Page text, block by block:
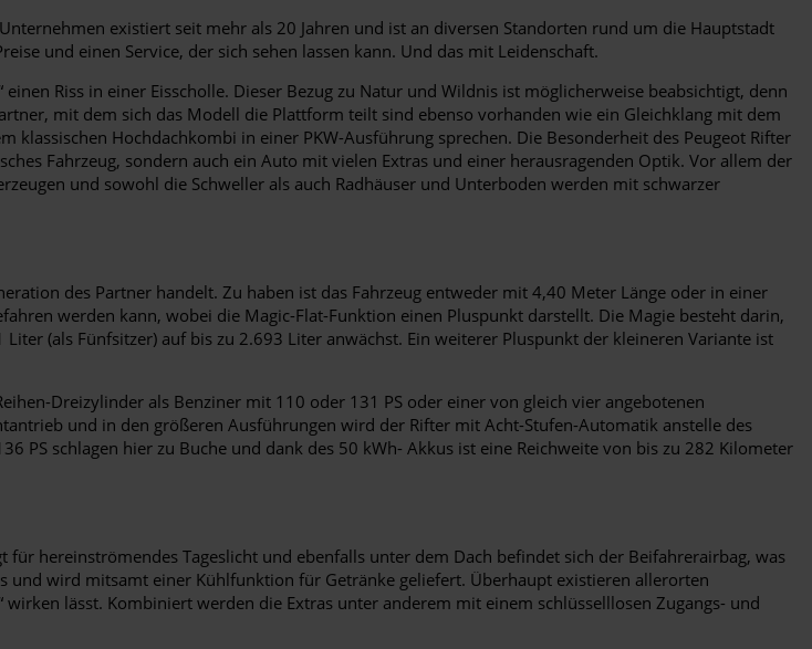
existiert seit mehr als 20 Jahren und ist an diversen Standorten rund um die Hauptstadt
und einen Service, der sich sehen lassen kann. Und das mit Leidenschaft.
Riss in einer Eisscholle. Dieser Bezug zu Natur und Wildnis ist möglicherweise beabsichtigt, denn
mit dem sich das Modell die Plattform teilt sind ebenso vorhanden wie ein Gleichklang mit dem
klassischen Hochdachkombi in einer PKW-Ausführung sprechen. Die Besonderheit des Peugeot Rifter
Fahrzeug, sondern auch ein Auto mit vielen Extras und einer herausragenden Optik. Vor allem der
und sowohl die Schweller als auch Radhäuser und Unterboden werden mit schwarzer
des Partner handelt. Zu haben ist das Fahrzeug entweder mit 4,40 Meter Länge oder in einer
werden kann, wobei die Magic-Flat-Funktion einen Pluspunkt darstellt. Die Magie besteht darin,
(als Fünfsitzer) auf bis zu 2.693 Liter anwächst. Ein weiterer Pluspunkt der kleineren Variante ist
Dreizylinder als Benziner mit 110 oder 131 PS oder einer von gleich vier angebotenen
und in den größeren Ausführungen wird der Rifter mit Acht-Stufen-Automatik anstelle des
PS schlagen hier zu Buche und dank des 50 kWh- Akkus ist eine Reichweite von bis zu 282 Kilometer
hereinströmendes Tageslicht und ebenfalls unter dem Dach befindet sich der Beifahrerairbag, was
wird mitsamt einer Kühlfunktion für Getränke geliefert. Überhaupt existieren allerorten
lässt. Kombiniert werden die Extras unter anderem mit einem schlüsselllosen Zugangs- und